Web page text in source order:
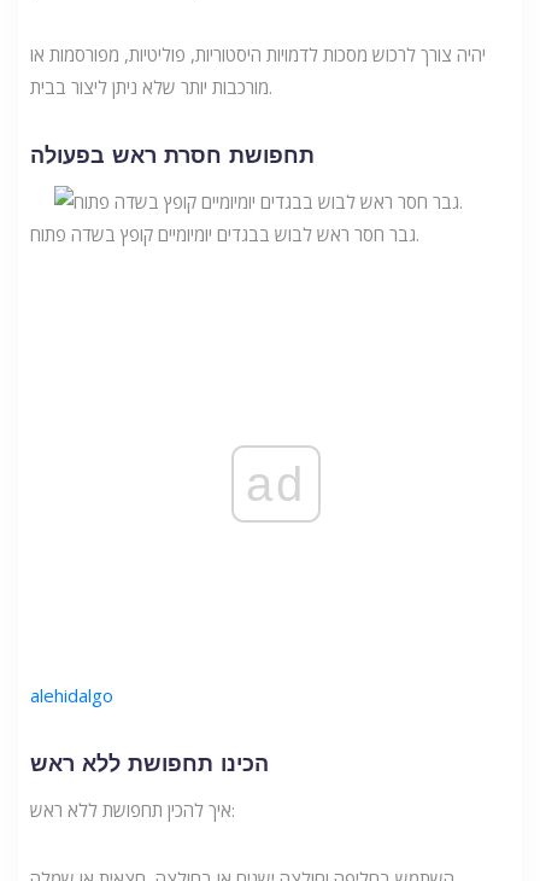
יהיה צורך לרכוש מסכות לדמויות היסטוריות, פוליטיות, מפורסמות או
מורכבות יותר שלא ניתן ליצור בבית.
תחפושת חסרת ראש בפעולה
גבר חסר ראש לבוש בבגדים יומיומיים קופץ בשדה פתוח.
ad
alehidalgo
הכינו תחפושת ללא ראש
איך להכין תחפושת ללא ראש: